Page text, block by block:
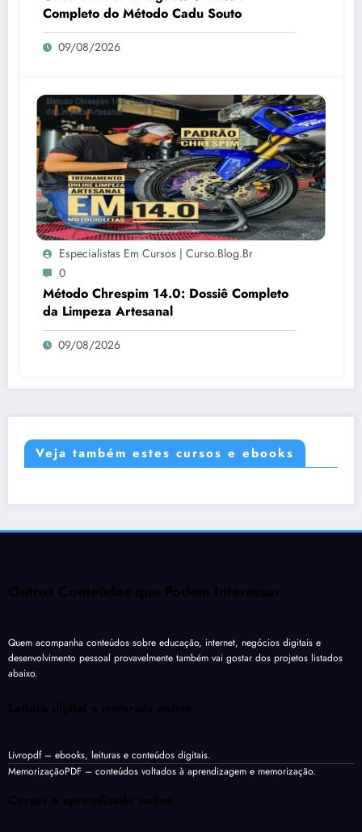
Completo do Método Cadu Souto
09/08/2026
Especialistas Em Cursos | Curso.blog.br
0
Método Chrespim 14.0: Dossiê Completo
da Limpeza Artesanal
09/08/2026
Veja também estes cursos e ebooks
Outros Conteúdos que Podem Interessar
Quem acompanha conteúdos sobre educação, internet, negócios digitais e
desenvolvimento pessoal provavelmente também vai gostar dos projetos listados
abaixo.
Leitura digital e materiais online
Livropdf– ebooks, leituras e conteúdos digitais.
MemorizaçãoPDF – conteúdos voltados à aprendizagem e memorização.
Cursos e aprendizado online